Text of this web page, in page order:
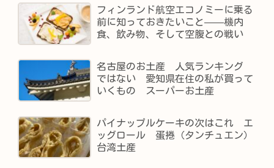
フィンランド航空エコノミーに乗る
前に知っておきたいこと——機内
食、飲み物、そして空腹との戦い
名古屋のお土産 人気ランキング
ではない 愛知県在住の私が買って
いくもの スーパーお土産
パイナップルケーキの次はこれ エ
ッグロール 蛋捲（タンチュエン）
台湾土産